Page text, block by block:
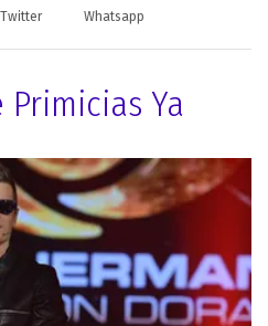
Twitter Whatsapp
Primicias Ya